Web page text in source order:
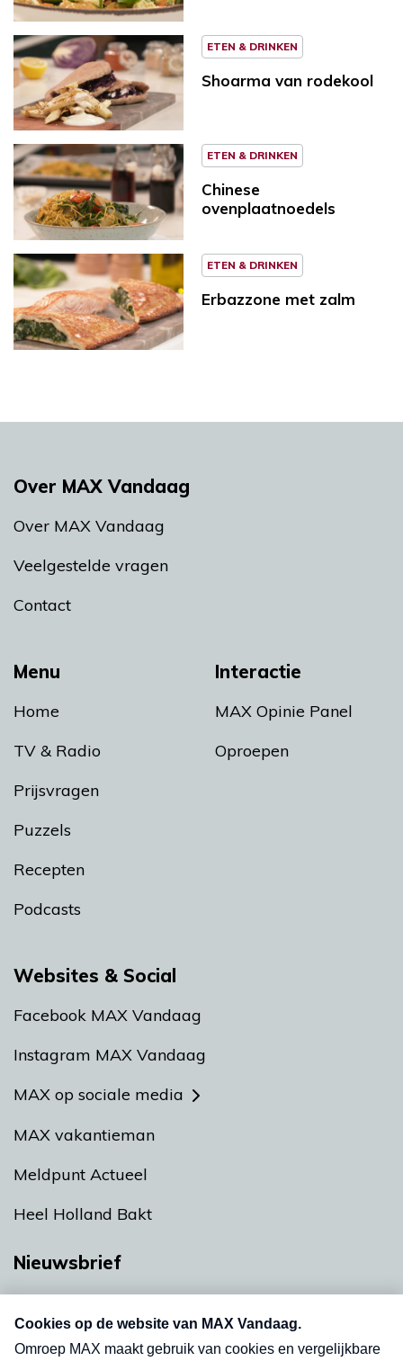
ETEN & DRINKEN
Shoarma van rodekool
ETEN & DRINKEN
Chinese
ovenplaatnoedels
ETEN & DRINKEN
Erbazzone met zalm
Menu
Home
TV & Radio
Prijsvragen
Puzzels
Recepten
Podcasts
Interactie
MAX Opinie Panel
Oproepen
Over MAX Vandaag
Over MAX Vandaag
Veelgestelde vragen
Contact
Websites & Social
Facebook MAX Vandaag
Instagram MAX Vandaag
MAX op sociale media
MAX vakantieman
Meldpunt Actueel
Heel Holland Bakt
Nieuwsbrief
nieuwsbrief. Elke vrijdag- en dinsdagochtend in
uw mailbox.